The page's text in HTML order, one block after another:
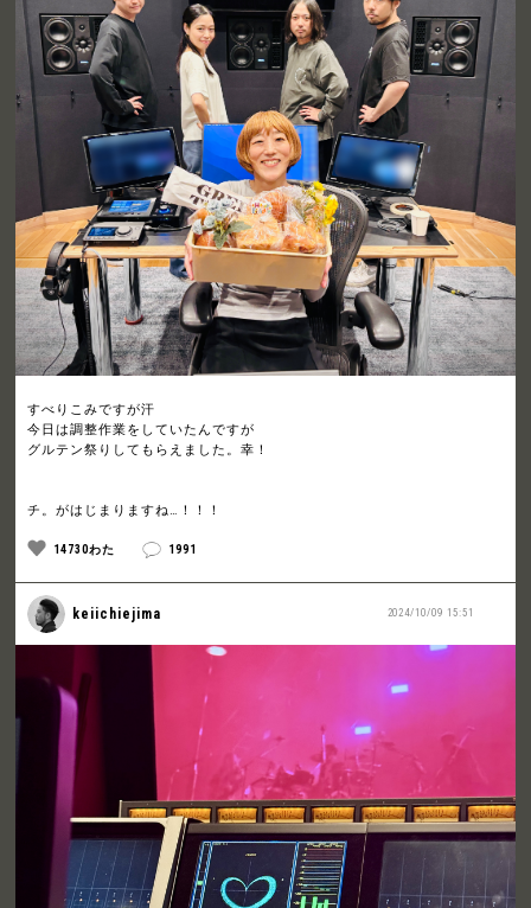
すべりこみですが汗
今日は調整作業をしていたんですが
グルテン祭りしてもらえました。幸！
チ。がはじまりますね…！！！
14730わた 1991
2024/10/09 15:51
keiichiejima